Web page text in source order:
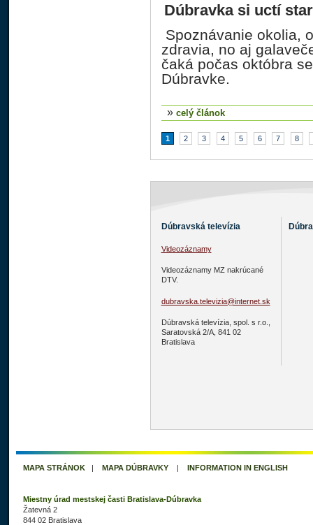
Dúbravka si uctí
Spoznávanie okolia,
zdravia, no aj
čaká počas októbra
Dúbravke.
» celý článok
1 2 3 4 5 6 7 8
Dúbravská televízia
Videozáznamy
Videozáznamy MZ nakrúcané
DTV.
dubravska.televizia@internet.sk
Dúbravská televízia, spol. s r.o.,
Saratovská 2/A, 841 02
Bratislava
MAPA STRÁNOK| MAPA DÚBRAVKY| INFORMATION IN ENGLISH
Miestny úrad mestskej časti Bratislava-Dúbravka
Žatevná 2
844 02 Bratislava